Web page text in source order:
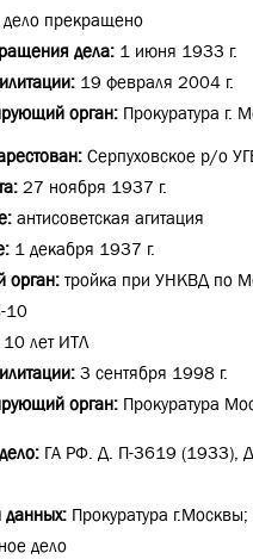
дело прекращено
дела: 1 июня 1933 г.
19 февраля 2004 г.
орган: Прокуратура г.
Серпуховское р/о
27 ноября 1937 г.
антисоветская агитация
1 декабря 1937 г.
орган: тройка при УНКВД по
10
10 лет ИТЛ
3 сентября 1998 г.
орган: Прокуратура
ГА РФ. Д. П-3619 (1933),
данных: Прокуратура
дело